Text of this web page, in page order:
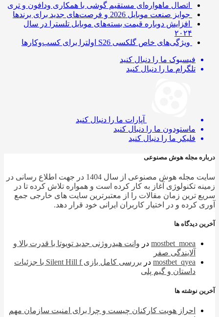
اتصال ماهواره‌ای مستقیم گوشی‌ با همکاری ودافون و تری
جوایز صنعت موبایل 2026 و فرصت‌های جدید برای برندها
افزایش دوباره قیمت بسته‌های موبایل تلسترا در سال
۲۰۲۴
ویژگی‌های خاص گلکسی S26 اولترا برای کسب‌وکارها
فیسبوک ما را دنبال کنید
تلگرام ما را دنبال کنید
آپارات ما را دنبال کنید
ماستودون ما را دنبال کنید
فلیکر ما را دنبال کنید
مجله هوش مصنوعی
سایت مجله هوش مصنوعی از سال 1404 در جهت اطلاع رسانی در
تکنولوژی آغاز به کار کرده است و همواره تلاش کرده تا در
ترین زمان مقالات را از معتبرترین سایت های خارجی جمع
کرده و در اختیار کاربران ایرانی خود قرار دهد.
دیدگاه ها
mostbet_moeaدروانت هیدروژنی جدید تویوتا با قدرت بالا و
آلایندگی صفر
mostbet_qyeaدر
بررسی کامل بازی Silent Hill f با جزئیات
داستان و گیم پلی
نوشته ها
احراز هویت کارکنان چیست و چرا برای امنیت سازمان مهم